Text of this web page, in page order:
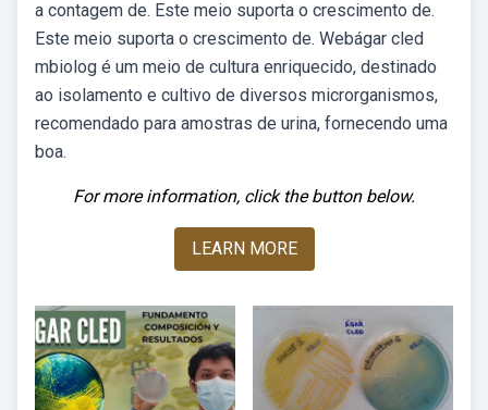
a contagem de. Este meio suporta o crescimento de.
Este meio suporta o crescimento de. Webágar cled
mbiolog é um meio de cultura enriquecido, destinado
ao isolamento e cultivo de diversos microrganismos,
recomendado para amostras de urina, fornecendo uma
boa.
For more information, click the button below.
LEARN MORE